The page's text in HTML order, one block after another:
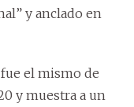
y anclado en
el mismo de
y muestra a un